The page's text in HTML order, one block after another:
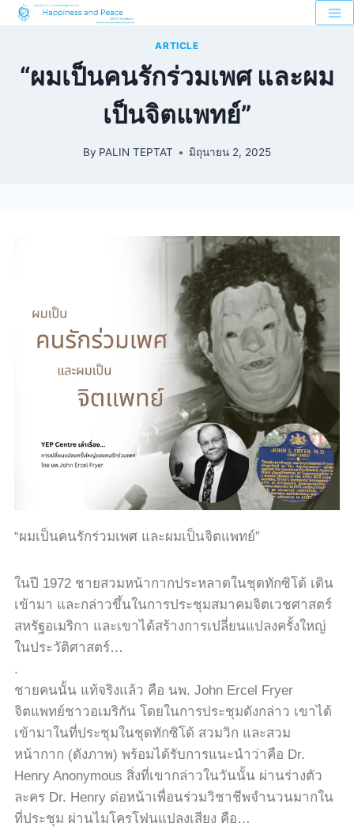
ARTICLE
“ผมเป็นคนรักร่วมเพศ และผม
เป็นจิตแพทย์”
By PALIN TEPTAT มิถุนายน 2, 2025
“ผมเป็นคนรักร่วมเพศ และผมเป็นจิตแพทย์”
ในปี 1972 ชายสวมหน้ากากประหลาดในชุดทักซิโด้ เดิน
เข้ามา และกล่าวขึ้นในการประชุมสมาคมจิตเวชศาสตร์
สหรัฐอเมริกา และเขาได้สร้างการเปลี่ยนแปลงครั้งใหญ่
ในประวัติศาสตร์…
.
ชายคนนั้น แท้จริงแล้ว คือ นพ. John Ercel Fryer
จิตแพทย์ชาวอเมริกัน โดยในการประชุมดังกล่าว เขาได้
เข้ามาในที่ประชุมในชุดทักซิโด้ สวมวิก และสวม
หน้ากาก (ดังภาพ) พร้อมได้รับการแนะนำว่าคือ Dr.
Henry Anonymous สิ่งที่เขากล่าวในวันนั้น ผ่านร่างตัว
ละคร Dr. Henry ต่อหน้าเพื่อนร่วมวิชาชีพจำนวนมากใน
ที่ประชุม ผ่านไมโครโฟนแปลงเสียง คือ…